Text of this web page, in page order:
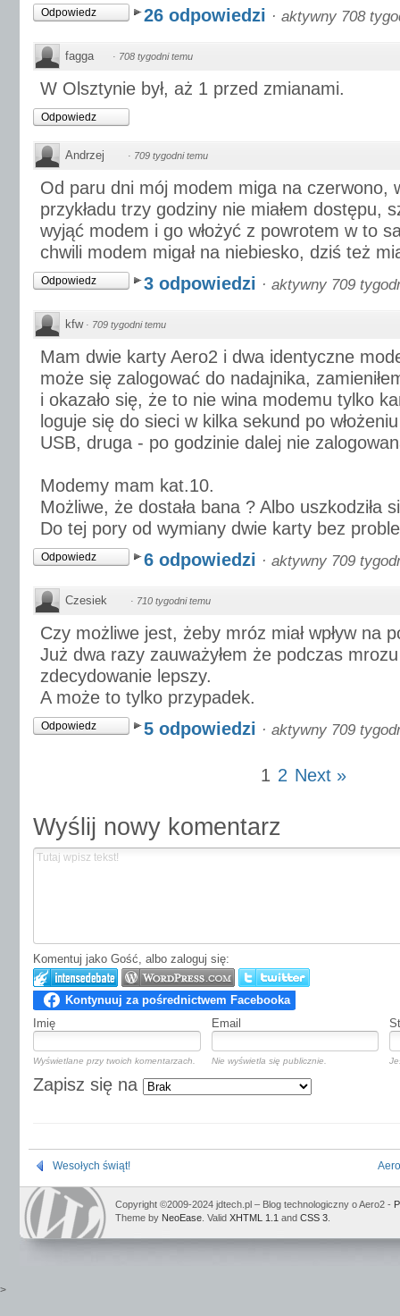
Odpowiedz 26 odpowiedzi · aktywny 708
fagga · 708 tygodni temu
W Olsztynie był, aż 1 przed zmianami.
Odpowiedz
Andrzej · 709 tygodni temu
Od paru dni mój modem miga na czerwono,
przykładu trzy godziny nie miałem dostępu,
wyjąć modem i go włożyć z powrotem w to
chwili modem migał na niebiesko, dziś też
Odpowiedz 3 odpowiedzi · aktywny 709
kfw · 709 tygodni temu
Mam dwie karty Aero2 i dwa identyczne
może się zalogować do nadajnika,
i okazało się, że to nie wina modemu tylko
loguje się do sieci w kilka sekund po
USB, druga - po godzinie dalej nie
Modemy mam kat.10.
Możliwe, że dostała bana ? Albo uszkodziła
Do tej pory od wymiany dwie karty bez
Odpowiedz 6 odpowiedzi · aktywny 709
Czesiek · 710 tygodni temu
Czy możliwe jest, żeby mróz miał wpływ na
Już dwa razy zauważyłem że podczas mrozu
zdecydowanie lepszy.
A może to tylko przypadek.
Odpowiedz 5 odpowiedzi · aktywny 709
1 2 Next »
Wyślij nowy komentarz
Komentuj jako Gość, albo zaloguj się:
Imię Email
Wyświetlane przy twoich komentarzach. Nie wyświetla się publicznie.
Zapisz się na
Wesołych świąt!
Copyright ©2009-2024 jdtech.pl – Blog technologiczny o Aero2 -
Theme by NeoEase . Valid XHTML 1.1 and CSS 3
>